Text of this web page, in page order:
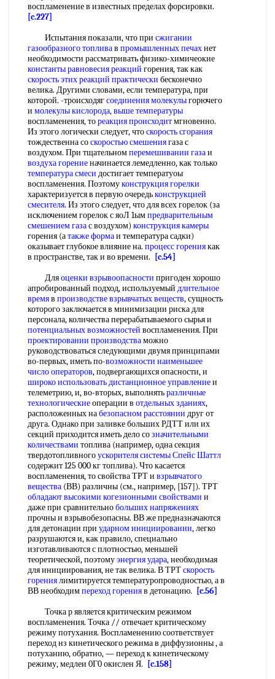
воспламенение в известных пределах форсировки.
[c.227]
Испытания показали, что при сжигании
газообразного топливав промышленных печахнет
необходимости рассматривать физико-химичеокие
константы равновесия реакций горения, так как
скорость этихреакций практически бесконечно
велика. Другими словами, если температура, при
которой. -троисходягсоединения молекулыгорючего
и молекулы кислорода,выше температуры
воспламенения, тореакция происходитмгновенно.
Из этого логически следует, чтоскорость сгорания
тождественна соскоростью смешениягаза с
воздухом. При тщательномперемешивании газаи
воздуха горениеначинается лемедленно, как только
температура смеси достигает температуоы
воспламенения. Поэтомуконструкция горелки
характеризуется в первую очередьконструкцией
смесителя. Из этого следует, что для всех горелок (за
исключением горелок с яоЛ 1ымпредварительным
смешением газас воздухом) конструкция камеры
горения (атакже формаи температура садки)
оказывает глубокое влияние на. процесс горениякак
в пространстве, так и во времени.
[c.54]
Дляоценки взрывоопасности пригоден хорошо
апробированный подход, используемый длительное
времяв производстве взрывчатых веществ, сущность
которого заключается в минимизации риска для
персонала, количества перерабатываемого сырья и
потенциальных возможностей воспламенения. При
проектировании производстваможно
руководствоваться следующими двумя принципами
во-первых, иметь по-возможности наименьшее
число операторов, подвергающихся опасности, и
широко использоватьдистанционное управлениеи
телеметрию, и, во-вторых, выполнятьразличные
технологическиеоперации в отдельных зданиях,
расположенных набезопасном расстоянии друг от
друга. Однако при заливке больших РДТТ или их
секций приходится иметь дело созначительными
количествами топлива (например, одна секция
твердотопливногоускорителя системыСпейс Шаттл
содержит 125 000 кг топлива). Что касается
воспламенения, то свойства ТРТ и взрывчатого
вещества (ВВ) различны (см., например, [157]). ТРТ
обладают высокими когезионными свойствами и
даже при сравнительнобольших напряжениях
прочны и взрывобезопасны. ВВ же предназначаются
для детонации при ударном инициировании, легко
разрушаются и, как правило, специально
изготавливаются с плотностью, меньшей
теоретической, поэтомуэнергия удара, необходимая
для инициирования, не так велика. В ТРТскорость
горениялимитируется температуропроводностью, а в
ВВ необходимпереход горенияв детонацию.
[c.56]
Точка р является критическим режимом
воспламенения. Точка // отвечает критическому
режиму потухания. Воспламенению соответствует
переход нз кинетического режима в диффузионны , а
потуханию, обратно, — переход к кинетическому
режиму, медлеи 0Г0 окислен Я.
[c.158]